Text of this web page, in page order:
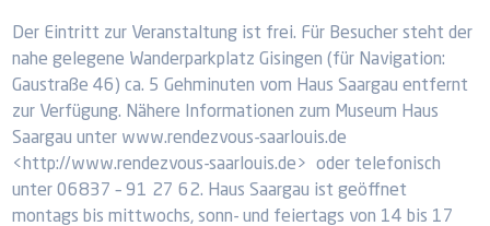
Der Eintritt zur Veranstaltung ist frei. Für Besucher steht der
nahe gelegene Wanderparkplatz Gisingen (für Navigation:
Gaustraße 46) ca. 5 Gehminuten vom Haus Saargau entfernt
zur Verfügung. Nähere Informationen zum Museum Haus
Saargau unter www.rendezvous-saarlouis.de
<http://www.rendezvous-saarlouis.de> oder telefonisch
unter 06837 – 91 27 62. Haus Saargau ist geöffnet
montags bis mittwochs, sonn- und feiertags von 14 bis 17